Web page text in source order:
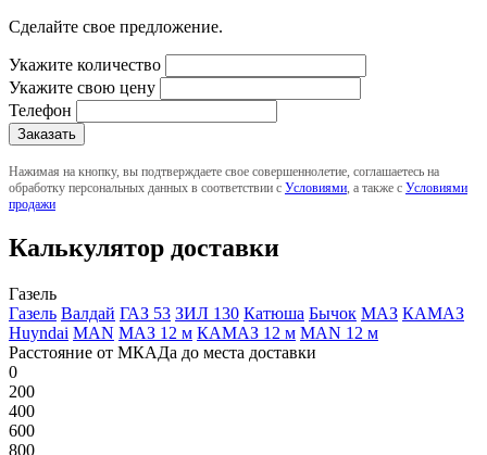
Сделайте свое предложение.
Укажите количество
Укажите свою цену
Телефон
Нажимая на кнопку, вы подтверждаете свое совершеннолетие, соглашаетесь на
обработку персональных данных в соответствии с Условиями , а также с Условиями
продажи
Калькулятор доставки
Газель
Газель Валдай ГАЗ 53 ЗИЛ 130 Катюша Бычок МАЗ КАМАЗ
Huyndai MAN МАЗ 12 м КАМАЗ 12 м MAN 12 м
Расстояние от МКАДа до места доставки
0
200
400
600
800